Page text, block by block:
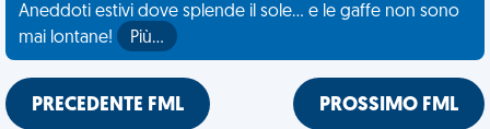
Aneddoti estivi dove splende il sole... e le gaffe non sono
mai lontane!
Più…
PRECEDENTE FML PROSSIMO FML